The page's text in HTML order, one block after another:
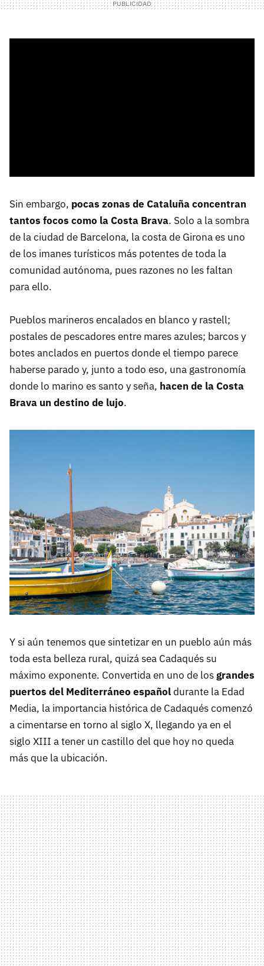
Sin embargo, pocas zonas de Cataluña concentran
tantos focos como la Costa Brava. Solo a la sombra
de la ciudad de Barcelona, la costa de Girona es uno
de los imanes turísticos más potentes de toda la
comunidad autónoma, pues razones no les faltan
para ello.
Pueblos marineros encalados en blanco y rastell;
postales de pescadores entre mares azules; barcos y
botes anclados en puertos donde el tiempo parece
haberse parado y, junto a todo eso, una gastronomía
donde lo marino es santo y seña, hacen de la Costa
Brava un destino de lujo.
Y si aún tenemos que sintetizar en un pueblo aún más
toda esta belleza rural, quizá sea Cadaqués su
máximo exponente. Convertida en uno de losgrandes
puertos del Mediterráneo españoldurante la Edad
Media, la importancia histórica de Cadaqués comenzó
a cimentarse en torno al siglo X, llegando ya en el
siglo XIII a tener un castillo del que hoy no queda
más que la ubicación.